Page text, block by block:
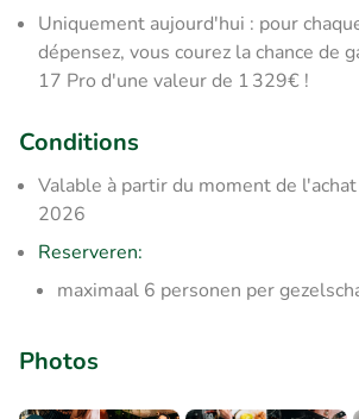
Uniquement aujourd'hui : pour
dépensez, vous courez la chance de
17 Pro d'une valeur de 1 329€ !
Conditions
Valable à partir du moment de
2026
Reserveren:
maximaal 6 personen per
Photos